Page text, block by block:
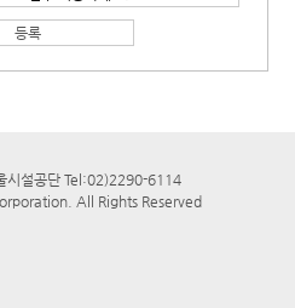
시설공단 Tel:02)2290-6114
All Rights Reserved